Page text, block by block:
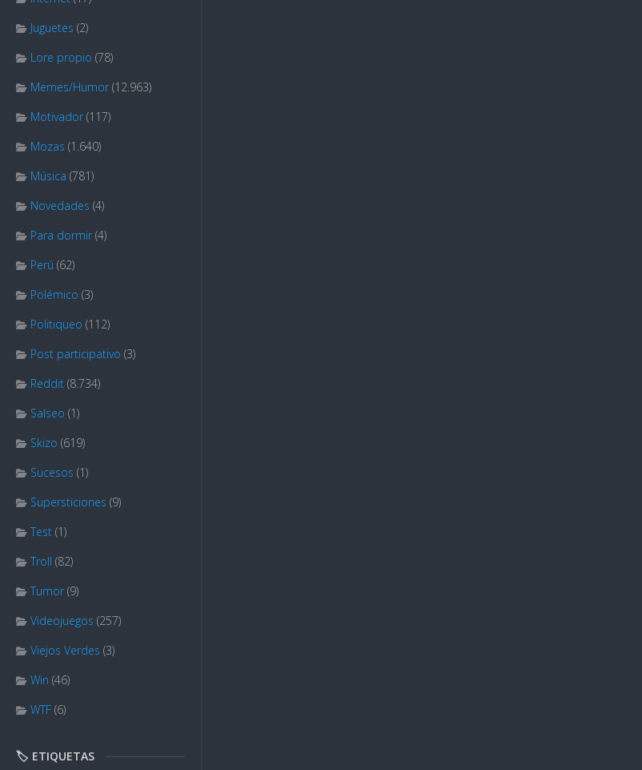
Juguetes (2)
Lore propio (78)
Memes/Humor (12.963)
Motivador (117)
Mozas (1.640)
Música (781)
Novedades (4)
Para dormir (4)
Perú (62)
Polémico (3)
Politiqueo (112)
Post participativo (3)
Reddit (8.734)
Salseo (1)
Skizo (619)
Sucesos (1)
Supersticiones (9)
Test (1)
Troll (82)
Tumor (9)
Videojuegos (257)
Viejos Verdes (3)
Win (46)
WTF (6)
🏷️ ETIQUETAS